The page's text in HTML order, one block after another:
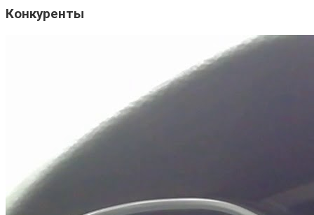
Конкуренты